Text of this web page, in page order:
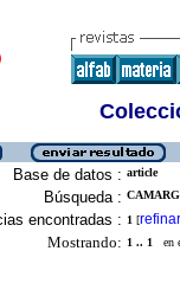
Base de datos : article
Búsqueda :
encontradas : 1 [refinar
Mostrando: 1 .. 1 en